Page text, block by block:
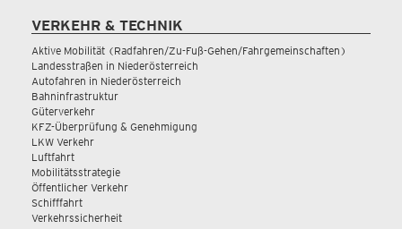
VERKEHR & TECHNIK
Aktive Mobilität (Radfahren/Zu-Fuß-Gehen/Fahrgemeinschaften)
Landesstraßen in Niederösterreich
Autofahren in Niederösterreich
Bahninfrastruktur
Güterverkehr
KFZ-Überprüfung & Genehmigung
LKW Verkehr
Luftfahrt
Mobilitätsstrategie
Öffentlicher Verkehr
Schifffahrt
Verkehrssicherheit